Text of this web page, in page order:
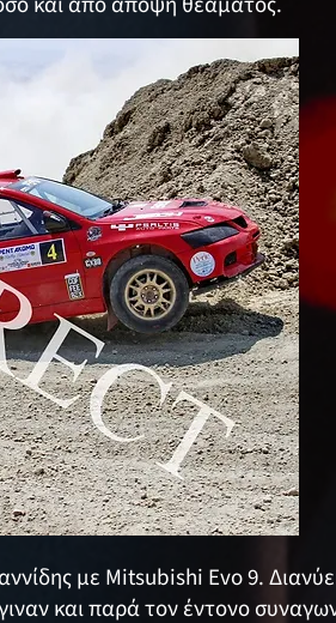
με Mitsubishi Evo 9.
και παρά τον έντονο